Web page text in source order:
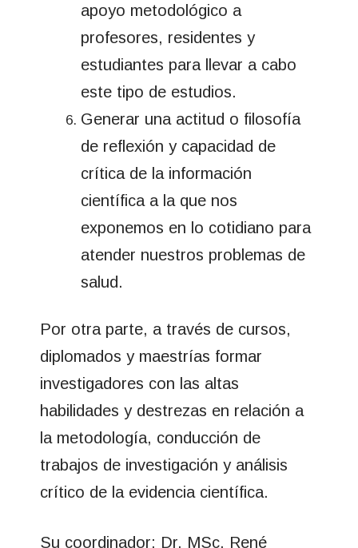
apoyo metodológico a
profesores, residentes y
estudiantes para llevar a cabo
este tipo de estudios.
Generar una actitud o filosofía
de reflexión y capacidad de
crítica de la información
científica a la que nos
exponemos en lo cotidiano para
atender nuestros problemas de
salud.
Por otra parte, a través de cursos,
diplomados y maestrías formar
investigadores con las altas
habilidades y destrezas en relación a
la metodología, conducción de
trabajos de investigación y análisis
crítico de la evidencia científica.
Su coordinador: Dr. MSc. René